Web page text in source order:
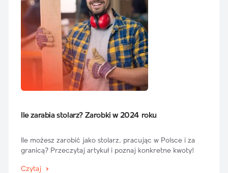
Ile zarabia stolarz? Zarobki w 2024 roku
Ile możesz zarobić jako stolarz, pracując w Polsce i za
granicą? Przeczytaj artykuł i poznaj konkretne kwoty!
Czytaj